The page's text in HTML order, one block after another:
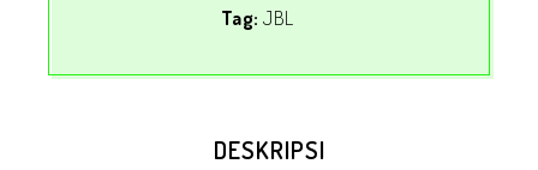
Tag: JBL
DESKRIPSI